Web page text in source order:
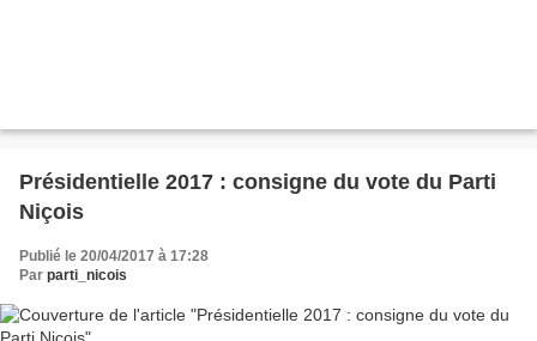
Présidentielle 2017 : consigne du vote du Parti
Niçois
Publié le 20/04/2017 à 17:28
Par parti_nicois